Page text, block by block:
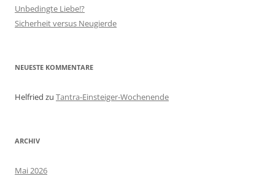
Unbedingte Liebe!?
Sicherheit versus Neugierde
NEUESTE KOMMENTARE
Helfried zu Tantra-Einsteiger-Wochenende
ARCHIV
Mai 2026